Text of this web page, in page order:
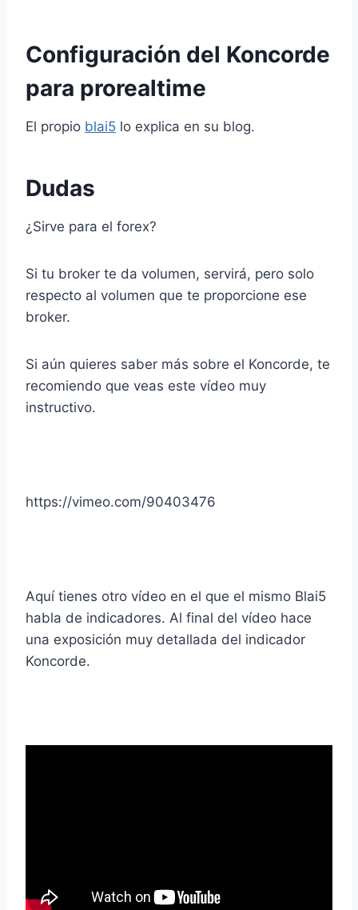
Configuración del Koncorde
para prorealtime
El propio blai5 lo explica en su blog.
Dudas
¿Sirve para el forex?
Si tu broker te da volumen, servirá, pero solo
respecto al volumen que te proporcione ese
broker.
Si aún quieres saber más sobre el Koncorde, te
recomiendo que veas este vídeo muy
instructivo.
https://vimeo.com/90403476
Aquí tienes otro vídeo en el que el mismo Blai5
habla de indicadores. Al final del vídeo hace
una exposición muy detallada del indicador
Koncorde.